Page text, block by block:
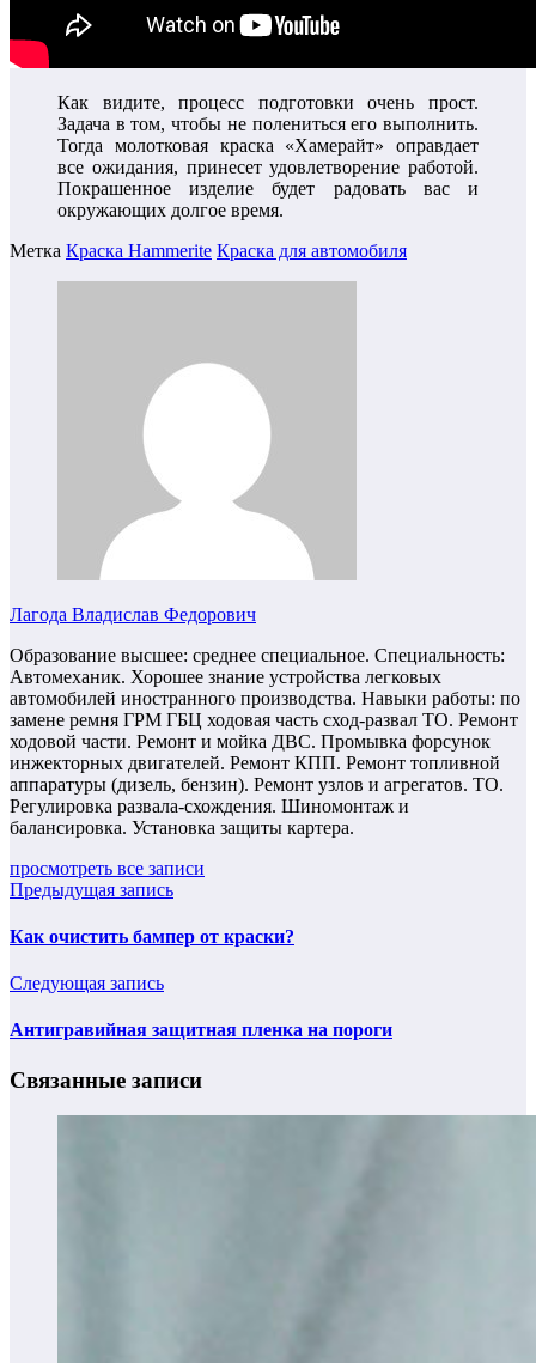
Как видите, процесс подготовки очень прост.
Задача в том, чтобы не полениться его выполнить.
Тогда молотковая краска «Хамерайт» оправдает
все ожидания, принесет удовлетворение работой.
Покрашенное изделие будет радовать вас и
окружающих долгое время.
Метка Краска Hammerite Краска для автомобиля
Лагода Владислав Федорович
Образование высшее: среднее специальное. Специальность:
Автомеханик. Хорошее знание устройства легковых
автомобилей иностранного производства. Навыки работы: по
замене ремня ГРМ ГБЦ ходовая часть сход-развал ТО. Ремонт
ходовой части. Ремонт и мойка ДВС. Промывка форсунок
инжекторных двигателей. Ремонт КПП. Ремонт топливной
аппаратуры (дизель, бензин). Ремонт узлов и агрегатов. ТО.
Регулировка развала-схождения. Шиномонтаж и
балансировка. Установка защиты картера.
просмотреть все записи
Предыдущая запись
Как очистить бампер от краски?
Следующая запись
Антигравийная защитная пленка на пороги
Связанные записи